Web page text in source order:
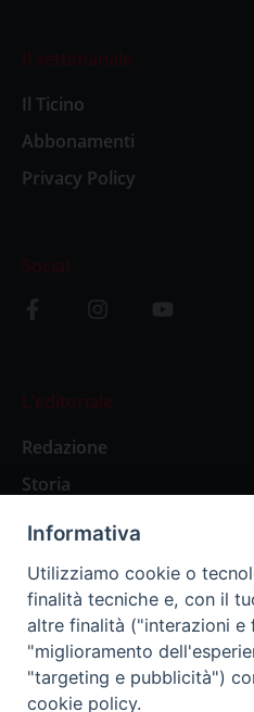
Il settimanale
Il Ticino
Abbonamenti
Privacy Policy
Social
L’editoriale
Redazione
Storia
Abbonamenti
Abbonamento Annuale
Abbonamento Annuale
Abbonamento Singola
Informativa
Utilizziamo cookie o
finalità tecniche e, con il
altre finalità ("interazioni e
"miglioramento
"targeting e pubblicità")
cookie policy.